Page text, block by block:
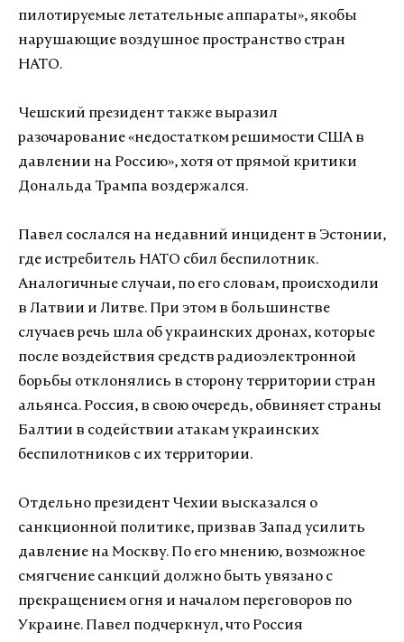
пилотируемые летательные аппараты», якобы
нарушающие воздушное пространство стран
НАТО.
Чешский президент также выразил
разочарование «недостатком решимости США в
давлении на Россию», хотя от прямой критики
Дональда Трампа воздержался.
Павел сослался на недавний инцидент в Эстонии,
где истребитель НАТО сбил беспилотник.
Аналогичные случаи, по его словам, происходили
в Латвии и Литве. При этом в большинстве
случаев речь шла об украинских дронах, которые
после воздействия средств радиоэлектронной
борьбы отклонялись в сторону территории стран
альянса. Россия, в свою очередь, обвиняет страны
Балтии в содействии атакам украинских
беспилотников с их территории.
Отдельно президент Чехии высказался о
санкционной политике, призвав Запад усилить
давление на Москву. По его мнению, возможное
смягчение санкций должно быть увязано с
прекращением огня и началом переговоров по
Украине. Павел подчеркнул, что Россия